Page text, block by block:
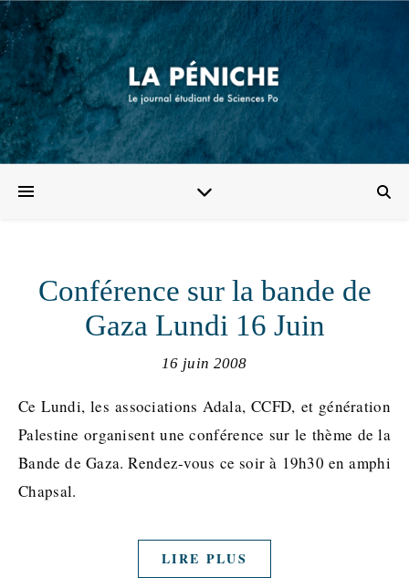
Conférence sur la bande de
Gaza Lundi 16 Juin
16 juin 2008
Ce Lundi, les associations Adala, CCFD, et génération
Palestine organisent une conférence sur le thème de la
Bande de Gaza. Rendez-vous ce soir à 19h30 en amphi
Chapsal.
LIRE PLUS